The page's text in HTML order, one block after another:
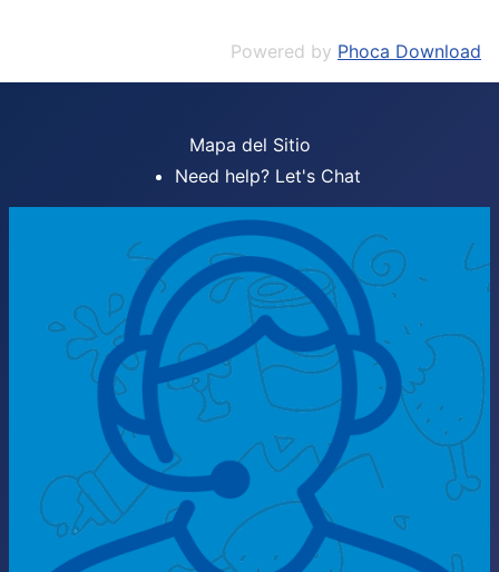
Powered by Phoca Download
Mapa del Sitio
Need help? Let's Chat